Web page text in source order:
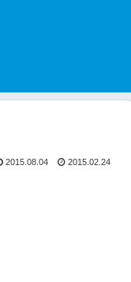
2015.08.04 2015.02.24